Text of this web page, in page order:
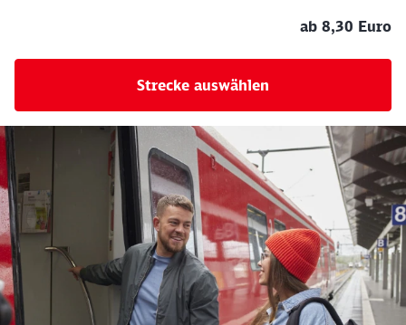
ab 8,30 Euro
Strecke auswählen